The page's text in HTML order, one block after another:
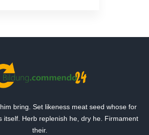
bring. Set likeness meat seed whose for
itself. Herb replenish he, dry he. Firmament
their.